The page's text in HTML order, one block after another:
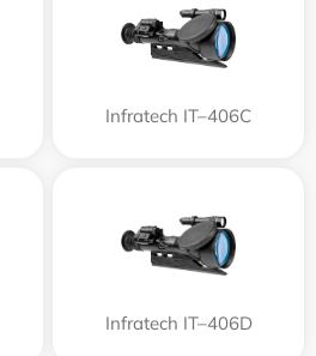
Infratech IT–406С
Infratech IT–406D